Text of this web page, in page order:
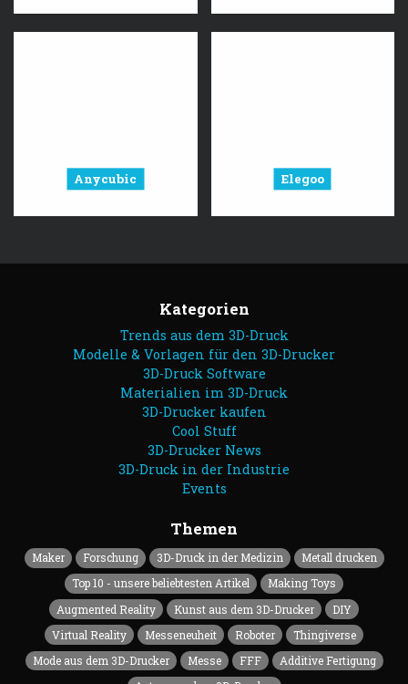
Anycubic Elegoo
Kategorien
Trends aus dem 3D-Druck
Modelle & Vorlagen für den 3D-Drucker
3D-Druck Software
Materialien im 3D-Druck
3D-Drucker kaufen
Cool Stuff
3D-Drucker News
3D-Druck in der Industrie
Events
Themen
Maker Forschung 3D-Druck in der Medizin
Metall drucken
Top 10 - unsere beliebtesten Artikel
Making Toys
Augmented Reality
Kunst aus dem 3D-Drucker
DIY
Virtual Reality
Messeneuheit Roboter
Thingiverse
Mode aus dem 3D-Drucker
Messe FFF
Additive Fertigung